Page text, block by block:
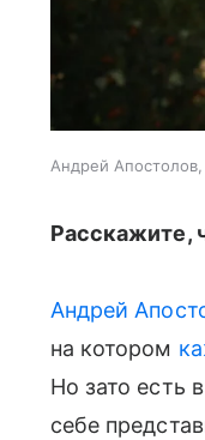
Андрей
Расскажите,
Андрей
на котором
Но зато
себе